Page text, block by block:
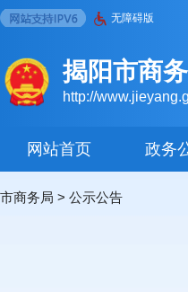
无障碍版
揭阳市商
http://
网站首页 政务
市商务局 > 公示公告